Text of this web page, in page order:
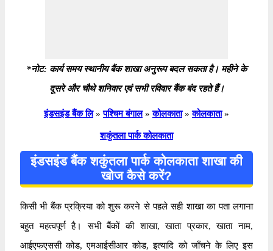
*नोट: कार्य समय स्थानीय बैंक शाखा अनुरूप बदल सकता है। महीने के
दूसरे और चौथे शनिवार एवं सभी रविवार बैंक बंद रहते हैं।
इंडसइंड बैंक लि » पश्चिम बंगाल » कोलकाता » कोलकाता »
शकुंतला पार्क कोलकाता
इंडसइंड बैंक शकुंतला पार्क कोलकाता शाखा की
खोज कैसे करें?
किसी भी बैंक प्रक्रिया को शुरू करने से पहले सही शाखा का पता लगाना
बहुत महत्वपूर्ण है। सभी बैंकों की शाखा, खाता प्रकार, खाता नाम,
आईएफएससी कोड, एमआईसीआर कोड, इत्यादि को जाँचने के लिए इस